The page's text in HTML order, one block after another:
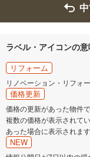
ラベル・アイコンの
リフォーム
リノベーション・リフォ
価格更新
価格の更新があった物件で
複数の価格が表示されて
あった場合に表示されます
NEW